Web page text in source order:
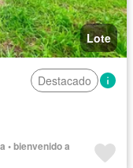
Lote
Destacado
• bienvenido a